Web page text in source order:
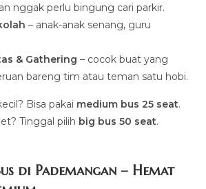
nggak perlu bingung cari parkir.
– anak-anak senang, guru
& Gathering – cocok buat yang
bareng tim atau teman satu hobi.
Bisa pakai medium bus 25 seat.
Tinggal pilih big bus 50 seat.
di Pademangan – Hemat